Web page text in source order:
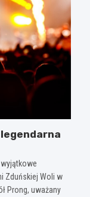
legendarna
Zduńskiej Woli w
Prong, uważany